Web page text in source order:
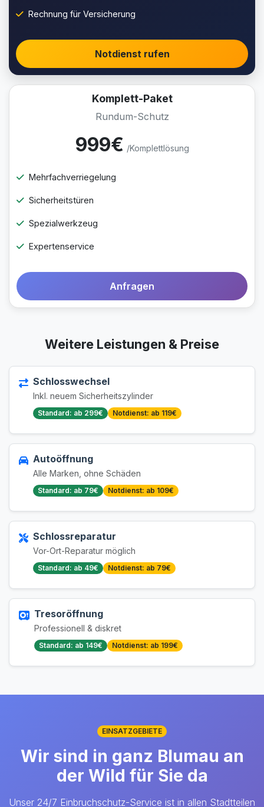
Rechnung für Versicherung
Notdienst rufen
Komplett-Paket
Rundum-Schutz
999€ /Komplettlösung
Mehrfachverriegelung
Sicherheitstüren
Spezialwerkzeug
Expertenservice
Anfragen
Weitere Leistungen & Preise
Schlosswechsel
Inkl. neuem Sicherheitszylinder
Standard: ab 299€ Notdienst: ab 119€
Autoöffnung
Alle Marken, ohne Schäden
Standard: ab 79€ Notdienst: ab 109€
Schlossreparatur
Vor-Ort-Reparatur möglich
Standard: ab 49€ Notdienst: ab 79€
Tresoröffnung
Professionell & diskret
Standard: ab 149€ Notdienst: ab 199€
EINSATZGEBIETE
Wir sind in ganz Blumau an
der Wild für Sie da
Unser 24/7 Einbruchschutz-Service ist in allen Stadtteilen